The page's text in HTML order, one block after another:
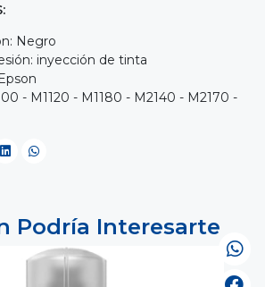
Negro
inyección de tinta
- M1120 - M1180 - M2140 - M2170 -
Podría Interesarte